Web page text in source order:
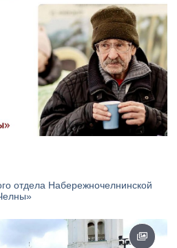
отдела Набережночелнинской